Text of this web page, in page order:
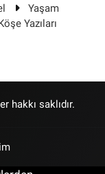
Yaşam
Yazıları
hakkı saklıdır.